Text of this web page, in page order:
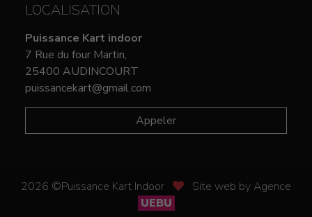
LOCALISATION
Puissance Kart indoor
7 Rue du four Martin,
25400 AUDINCOURT
puissancekart@gmail.com
Appeler
2026 ©Puissance Kart Indoor
Site web by Agence
UEBU